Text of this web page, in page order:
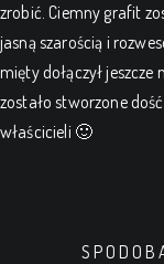
zrobić. Ciemny grafit
jasną szarością i
mięty dołączył
zostało stworzone
właścicieli 🙂